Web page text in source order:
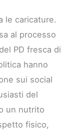
le caricature.
al processo
PD fresca di
hanno
sui social
del
un nutrito
fisico,